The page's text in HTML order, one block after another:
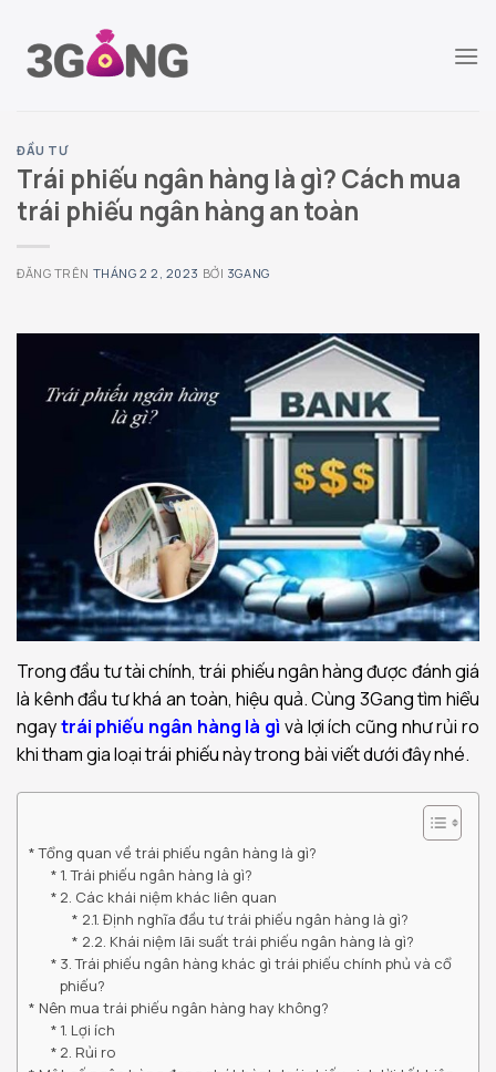
đến
ĐẦU TƯ
Trái phiếu ngân hàng là gì? Cách mua
trái phiếu ngân hàng an toàn
ĐĂNG TRÊN THÁNG 2 2, 2023 BỞI 3GANG
Trong đầu tư tài chính, trái phiếu ngân hàng được đánh giá
là kênh đầu tư khá an toàn, hiệu quả. Cùng 3Gang tìm hiểu
ngaytrái phiếu ngân hàng là gì và lợi ích cũng như rủi ro
khi tham gia loại trái phiếu này trong bài viết dưới đây nhé.
Tổng quan về trái phiếu ngân hàng là gì?
1. Trái phiếu ngân hàng là gì?
2. Các khái niệm khác liên quan
2.1. Định nghĩa đầu tư trái phiếu ngân hàng là gì?
2.2. Khái niệm lãi suất trái phiếu ngân hàng là gì?
3. Trái phiếu ngân hàng khác gì trái phiếu chính phủ và cổ
phiếu?
Nên mua trái phiếu ngân hàng hay không?
1. Lợi ích
2. Rủi ro